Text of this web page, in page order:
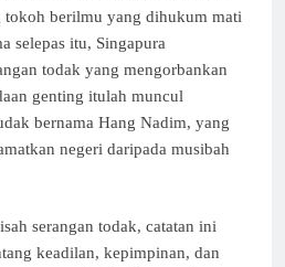
tokoh berilmu yang dihukum mati
selepas itu, Singapura
todak yang mengorbankan
genting itulah muncul
bernama Hang Nadim, yang
negeri daripada musibah
serangan todak, catatan ini
keadilan, kepimpinan, dan